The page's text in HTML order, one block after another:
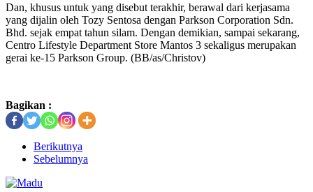
Dan, khusus untuk yang disebut terakhir, berawal dari kerjasama
yang dijalin oleh Tozy Sentosa dengan Parkson Corporation Sdn.
Bhd. sejak empat tahun silam. Dengan demikian, sampai sekarang,
Centro Lifestyle Department Store Mantos 3 sekaligus merupakan
gerai ke-15 Parkson Group. (BB/as/Christov)
Bagikan :
Berikutnya
Sebelumnya